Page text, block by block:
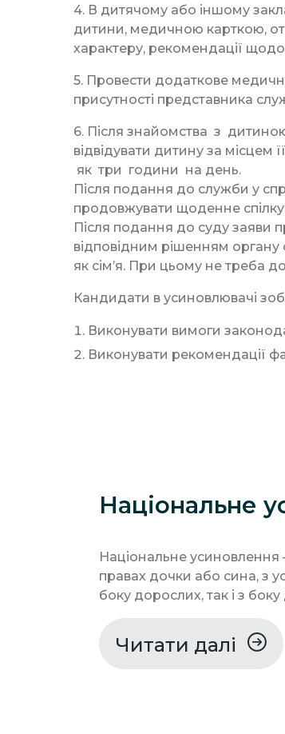
4. В дитячому або іншому
дитини, медичною карткою,
характеру, рекомендації
5. Провести додаткове
присутності представника
6. Після знайомства з
відвідувати дитину за
як три години на день.
Після подання до служби у
продовжувати щоденне
Після подання до суду заяви
відповідним рішенням
як сім’я. При цьому не треба
Кандидати в усиновлювачі
Виконувати вимоги
Виконувати рекомендації
Національне
Національне усиновлення
правах дочки або сина, з
боку дорослих, так і з
Читати далі